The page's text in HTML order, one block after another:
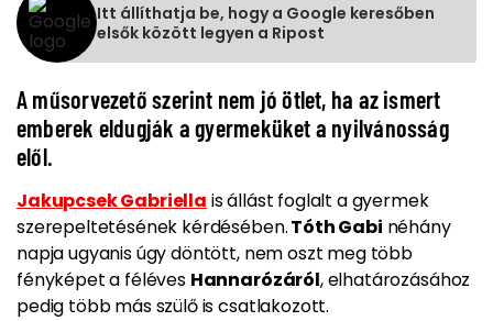
Itt állíthatja be, hogy a Google keresőben
elsők között legyen a Ripost
A műsorvezető szerint nem jó ötlet, ha az ismert
emberek eldugják a gyermeküket a nyilvánosság
elől.
Jakupcsek Gabriella is állást foglalt a gyermek
szerepeltetésének kérdésében.Tóth Gabi néhány
napja ugyanis úgy döntött, nem oszt meg több
fényképet a féléves Hannarózáról, elhatározásához
pedig több más szülő is csatlakozott.